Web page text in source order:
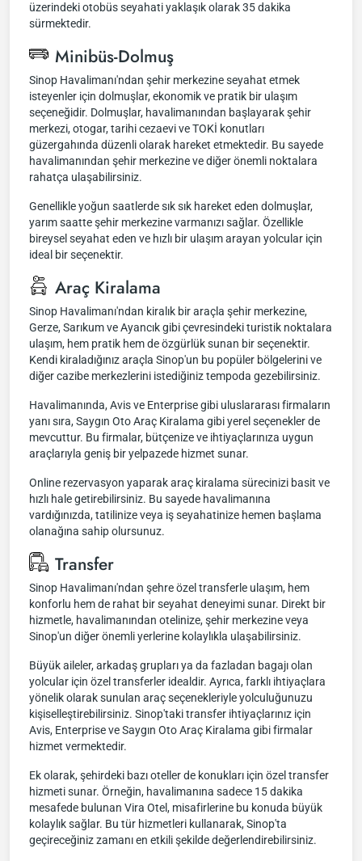
üzerindeki otobüs seyahati yaklaşık olarak 35 dakika
sürmektedir.
Minibüs-Dolmuş
Sinop Havalimanı'ndan şehir merkezine seyahat etmek
isteyenler için dolmuşlar, ekonomik ve pratik bir ulaşım
seçeneğidir. Dolmuşlar, havalimanından başlayarak şehir
merkezi, otogar, tarihi cezaevi ve TOKİ konutları
güzergahında düzenli olarak hareket etmektedir. Bu sayede
havalimanından şehir merkezine ve diğer önemli noktalara
rahatça ulaşabilirsiniz.
Genellikle yoğun saatlerde sık sık hareket eden dolmuşlar,
yarım saatte şehir merkezine varmanızı sağlar. Özellikle
bireysel seyahat eden ve hızlı bir ulaşım arayan yolcular için
ideal bir seçenektir.
Araç Kiralama
Sinop Havalimanı'ndan kiralık bir araçla şehir merkezine,
Gerze, Sarıkum ve Ayancık gibi çevresindeki turistik noktalara
ulaşım, hem pratik hem de özgürlük sunan bir seçenektir.
Kendi kiraladığınız araçla Sinop'un bu popüler bölgelerini ve
diğer cazibe merkezlerini istediğiniz tempoda gezebilirsiniz.
Havalimanında, Avis ve Enterprise gibi uluslararası firmaların
yanı sıra, Saygın Oto Araç Kiralama gibi yerel seçenekler de
mevcuttur. Bu firmalar, bütçenize ve ihtiyaçlarınıza uygun
araçlarıyla geniş bir yelpazede hizmet sunar.
Online rezervasyon yaparak araç kiralama sürecinizi basit ve
hızlı hale getirebilirsiniz. Bu sayede havalimanına
vardığınızda, tatilinize veya iş seyahatinize hemen başlama
olanağına sahip olursunuz.
Transfer
Sinop Havalimanı'ndan şehre özel transferle ulaşım, hem
konforlu hem de rahat bir seyahat deneyimi sunar. Direkt bir
hizmetle, havalimanından otelinize, şehir merkezine veya
Sinop'un diğer önemli yerlerine kolaylıkla ulaşabilirsiniz.
Büyük aileler, arkadaş grupları ya da fazladan bagajı olan
yolcular için özel transferler idealdir. Ayrıca, farklı ihtiyaçlara
yönelik olarak sunulan araç seçenekleriyle yolculuğunuzu
kişiselleştirebilirsiniz. Sinop'taki transfer ihtiyaçlarınız için
Avis, Enterprise ve Saygın Oto Araç Kiralama gibi firmalar
hizmet vermektedir.
Ek olarak, şehirdeki bazı oteller de konukları için özel transfer
hizmeti sunar. Örneğin, havalimanına sadece 15 dakika
mesafede bulunan Vira Otel, misafirlerine bu konuda büyük
kolaylık sağlar. Bu tür hizmetleri kullanarak, Sinop'ta
geçireceğiniz zamanı en etkili şekilde değerlendirebilirsiniz.